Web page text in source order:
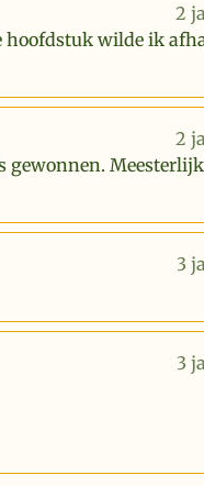
2
hoofdstuk wilde ik
2
Meesterlijk
3
3